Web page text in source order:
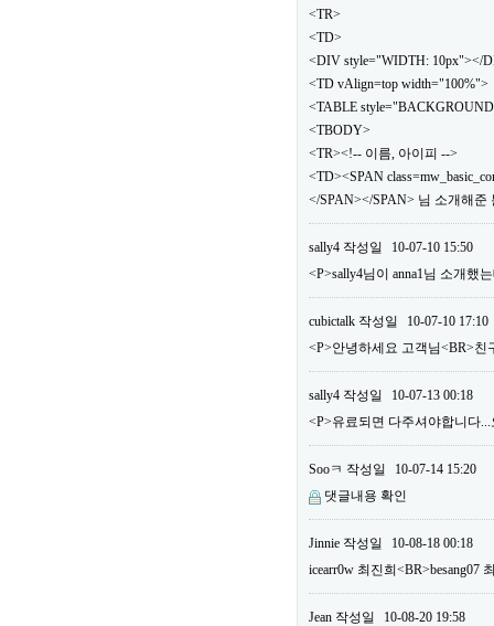
<TR>
<TD>
<DIV style="WIDTH: 10px"></
<TD vAlign=top width="100%">
<TABLE style="BACKGROUND:
<TBODY>
<TR><!-- 이름, 아이피 -->
<TD><SPAN
</SPAN></SPAN> 님 소개해
sally4 작성일
10-07-10 15:50
<P>sally4님이 anna1님 소개했
cubictalk 작성일
10-07-10 17:10
<P>안녕하세요 고객님<BR>친
sally4 작성일
10-07-13 00:18
<P>유료되면 다주셔야합니다
Sooㅋ 작성일
10-07-14 15:20
댓글내용 확인
Jinnie 작성일
10-08-18 00:18
icearr0w 최진희<BR>besang07
Jean 작성일
10-08-20 19:58